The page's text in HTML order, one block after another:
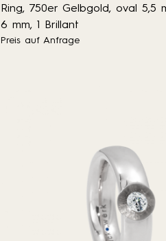
Ring, 750er Gelbgold, oval 5,5
6 mm, 1 Brillant
Preis auf Anfrage